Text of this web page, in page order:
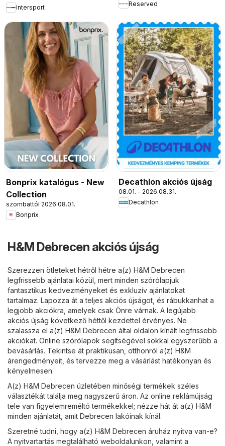
Intersport
Reserved
Bonprix katalógus - New
Collection
szombattól 2026.08.01.
Bonprix
Decathlon akciós újság
08.01. - 2026.08.31.
Decathlon
H&M Debrecen akciós újság
Szerezzen ötleteket hétről hétre a(z) H&M Debrecen
legfrissebb ajánlatai közül, mert minden szórólapjuk
fantasztikus kedvezményeket és exkluzív ajánlatokat
tartalmaz. Lapozza át a teljes akciós újságot, és rábukkanhat a
legjobb akciókra, amelyek csak Önre várnak. A legújabb
akciós újság következő héttől kezdettel érvényes. Ne
szalassza el a(z) H&M Debrecen által oldalon kínált legfrissebb
akciókat. Online szórólapok segítségével sokkal egyszerűbb a
bevásárlás. Tekintse át praktikusan, otthonról a(z) H&M
árengedményeit, és tervezze meg a vásárlást hatékonyan és
kényelmesen.
A(z) H&M Debrecen üzletében minőségi termékek széles
választékát találja meg nagyszerű áron. Az online reklámújság
tele van figyelemreméltó termékekkel; nézze hát át a(z) H&M
minden ajánlatát, amit Debrecen lakóinak kínál.
Szeretné tudni, hogy a(z) H&M Debrecen áruház nyitva van-e?
A nyitvartartás megtalálható weboldalunkon, valamint a